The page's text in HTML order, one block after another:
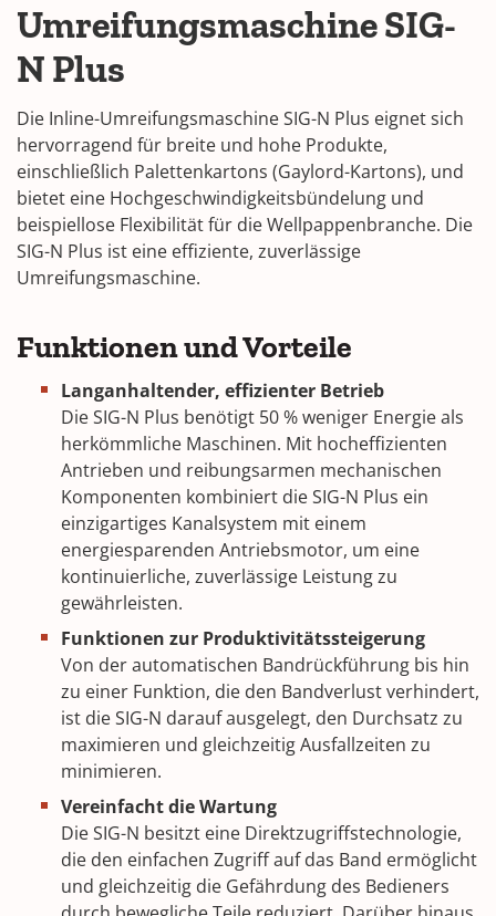
Umreifungsmaschine SIG-
N Plus
Die Inline-Umreifungsmaschine SIG-N Plus eignet sich
hervorragend für breite und hohe Produkte,
einschließlich Palettenkartons (Gaylord-Kartons), und
bietet eine Hochgeschwindigkeitsbündelung und
beispiellose Flexibilität für die Wellpappenbranche. Die
SIG-N Plus ist eine effiziente, zuverlässige
Umreifungsmaschine.
Funktionen und Vorteile
Langanhaltender, effizienter Betrieb
Die SIG-N Plus benötigt 50 % weniger Energie als
herkömmliche Maschinen. Mit hocheffizienten
Antrieben und reibungsarmen mechanischen
Komponenten kombiniert die SIG-N Plus ein
einzigartiges Kanalsystem mit einem
energiesparenden Antriebsmotor, um eine
kontinuierliche, zuverlässige Leistung zu
gewährleisten.
Funktionen zur Produktivitätssteigerung
Von der automatischen Bandrückführung bis hin
zu einer Funktion, die den Bandverlust verhindert,
ist die SIG-N darauf ausgelegt, den Durchsatz zu
maximieren und gleichzeitig Ausfallzeiten zu
minimieren.
Vereinfacht die Wartung
Die SIG-N besitzt eine Direktzugriffstechnologie,
die den einfachen Zugriff auf das Band ermöglicht
und gleichzeitig die Gefährdung des Bedieners